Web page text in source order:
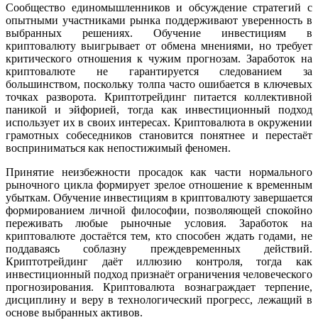
Сообщество единомышленников и обсуждение стратегий с
опытными участниками рынка поддерживают уверенность в
выбранных решениях. Обучение инвестициям в
криптовалюту выигрывает от обмена мнениями, но требует
критического отношения к чужим прогнозам. Заработок на
криптовалюте не гарантируется следованием за
большинством, поскольку толпа часто ошибается в ключевых
точках разворота. Криптотрейдинг питается коллективной
паникой и эйфорией, тогда как инвестиционный подход
использует их в своих интересах. Криптовалюта в окружении
грамотных собеседников становится понятнее и перестаёт
восприниматься как непостижимый феномен.
Принятие неизбежности просадок как части нормального
рыночного цикла формирует зрелое отношение к временным
убыткам. Обучение инвестициям в криптовалюту завершается
формированием личной философии, позволяющей спокойно
переживать любые рыночные условия. Заработок на
криптовалюте достаётся тем, кто способен ждать годами, не
поддаваясь соблазну преждевременных действий.
Криптотрейдинг даёт иллюзию контроля, тогда как
инвестиционный подход признаёт ограничения человеческого
прогнозирования. Криптовалюта вознаграждает терпение,
дисциплину и веру в технологический прогресс, лежащий в
основе выбранных активов.